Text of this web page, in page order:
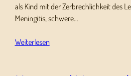
als Kind mit der Zerbrechlichkeit des
Meningitis, schwere…
Weiterlesen